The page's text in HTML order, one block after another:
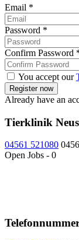
Email *
Password *
Confirm Password
You accept our
Already have an
Tierklinik
04561 521080
Open Jobs - 0